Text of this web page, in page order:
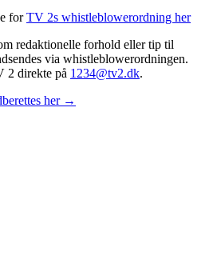
forTV 2s whistleblowerordning her
redaktionelle forhold eller tip til
via whistleblowerordningen.
2 direkte på 1234@tv2.dk.
her →